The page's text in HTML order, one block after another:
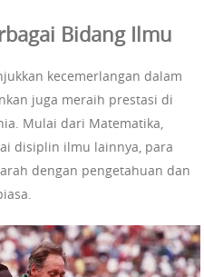
Bidang Ilmu
kecemerlangan dalam
juga meraih prestasi di
Mulai dari Matematika,
disiplin ilmu lainnya, para
dengan pengetahuan dan